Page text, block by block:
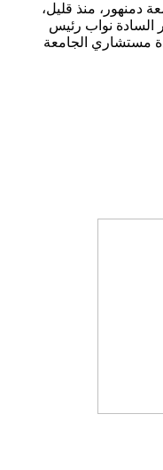
دمنهور، منذ قليل،
السادة نواب رئيس
مستشاري الجامعة